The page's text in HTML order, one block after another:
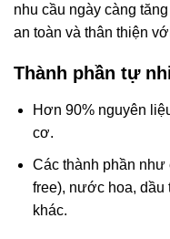
nhu cầu ngày càng
an toàn và thân thiện
Thành phần tự
Hơn 90% nguyên
cơ.
Các thành phần như
free), nước hoa, dầu
khác.